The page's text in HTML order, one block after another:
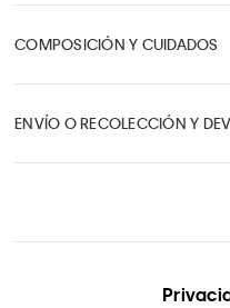
COMPOSICIÓN Y CUIDADOS
ENVÍO O RECOLECCIÓN Y